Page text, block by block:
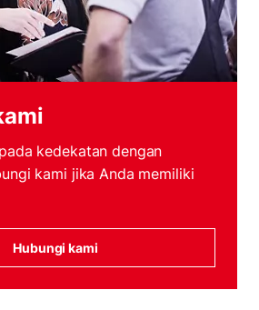
kedekatan dengan
kami jika Anda memiliki
Hubungi kami